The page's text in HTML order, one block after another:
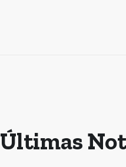
Últimas